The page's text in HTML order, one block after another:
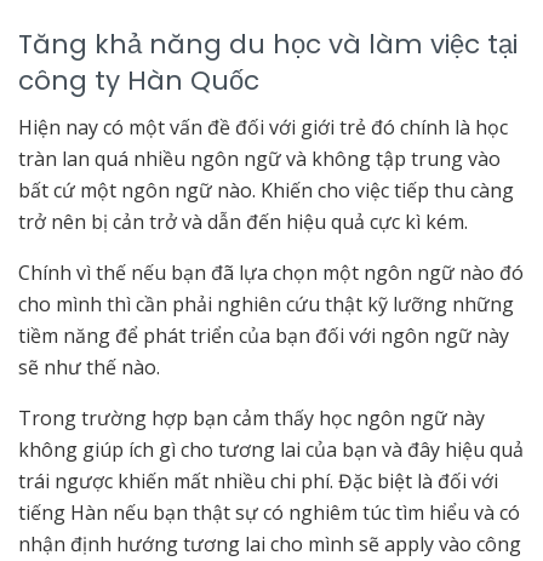
Tăng khả năng du học và làm việc tại
công ty Hàn Quốc
Hiện nay có một vấn đề đối với giới trẻ đó chính là học
tràn lan quá nhiều ngôn ngữ và không tập trung vào
bất cứ một ngôn ngữ nào. Khiến cho việc tiếp thu càng
trở nên bị cản trở và dẫn đến hiệu quả cực kì kém.
Chính vì thế nếu bạn đã lựa chọn một ngôn ngữ nào đó
cho mình thì cần phải nghiên cứu thật kỹ lưỡng những
tiềm năng để phát triển của bạn đối với ngôn ngữ này
sẽ như thế nào.
Trong trường hợp bạn cảm thấy học ngôn ngữ này
không giúp ích gì cho tương lai của bạn và đây hiệu quả
trái ngược khiến mất nhiều chi phí. Đặc biệt là đối với
tiếng Hàn nếu bạn thật sự có nghiêm túc tìm hiểu và có
nhận định hướng tương lai cho mình sẽ apply vào công